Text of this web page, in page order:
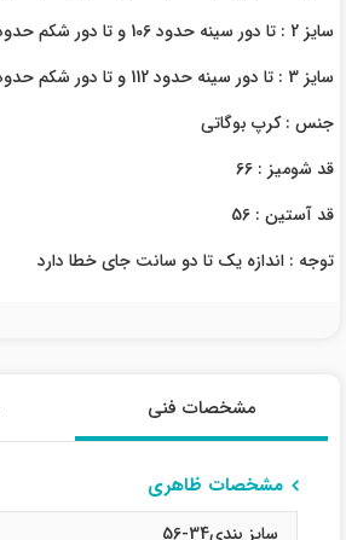
سایز 2 : تا دور سینه حدود 106 و تا دور شکم حدود 106
سایز 3 : تا دور سینه حدود 112 و تا دور شکم حدود 112
جنس : کرپ بوگاتی
قد شومیز : 66
قد آستین : 56
توجه : اندازه یک تا دو سانت جای خطا دارد
مشخصات فنی
مشخصات ظاهری
سایز بندی34-56